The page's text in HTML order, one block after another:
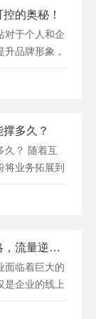
、网站改版
的奥秘！
对于个人和企
品牌形象，
。然而，许多
需求。这包
多久？
久？ 随着互
将业务拓展到
人的首要任
费用 1. 域名
赋能中小企业：网站速成攻略，流量逆袭之道
面临着巨大的
是企业的线上
象、拓宽销售